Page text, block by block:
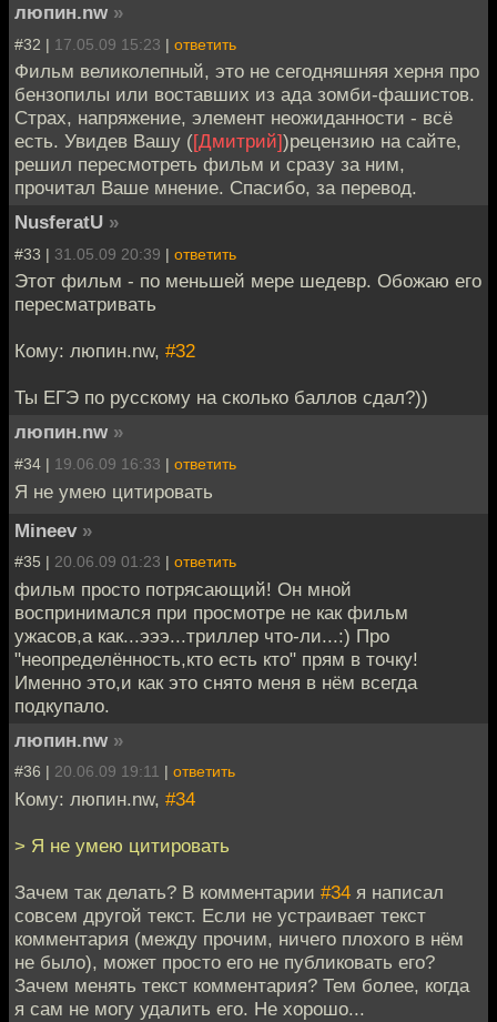
люпин.nw »
#32 | 17.05.09 15:23 | ответить
Фильм великолепный, это не сегодняшняя херня про
бензопилы или воставших из ада зомби-фашистов.
Страх, напряжение, элемент неожиданности - всё
есть. Увидев Вашу ([Дмитрий])рецензию на сайте,
решил пересмотреть фильм и сразу за ним,
прочитал Ваше мнение. Спасибо, за перевод.
NusferatU »
#33 | 31.05.09 20:39 | ответить
Этот фильм - по меньшей мере шедевр. Обожаю его
пересматривать
Кому: люпин.nw, #32
Ты ЕГЭ по русскому на сколько баллов сдал?))
люпин.nw »
#34 | 19.06.09 16:33 | ответить
Я не умею цитировать
Mineev »
#35 | 20.06.09 01:23 | ответить
фильм просто потрясающий! Он мной
воспринимался при просмотре не как фильм
ужасов,а как...эээ...триллер что-ли...:) Про
"неопределённость,кто есть кто" прям в точку!
Именно это,и как это снято меня в нём всегда
подкупало.
люпин.nw »
#36 | 20.06.09 19:11 | ответить
Кому: люпин.nw, #34
> Я не умею цитировать
Зачем так делать? В комментарии #34 я написал
совсем другой текст. Если не устраивает текст
комментария (между прочим, ничего плохого в нём
не было), может просто его не публиковать его?
Зачем менять текст комментария? Тем более, когда
я сам не могу удалить его. Не хорошо...